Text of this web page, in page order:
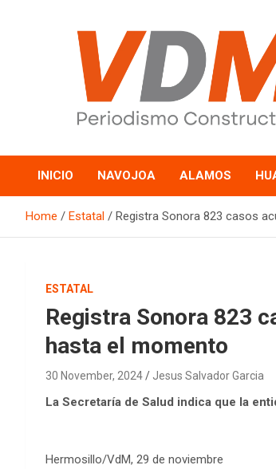
INICIO NAVOJOA ALAMOS
Home Estatal Registra Sonora 823 casos
ESTATAL
Registra Sonora 823
hasta el momento
30 November, 2024 Jesus Salvador Garcia
La Secretaría de Salud indica que la
Hermosillo/VdM, 29 de noviembre